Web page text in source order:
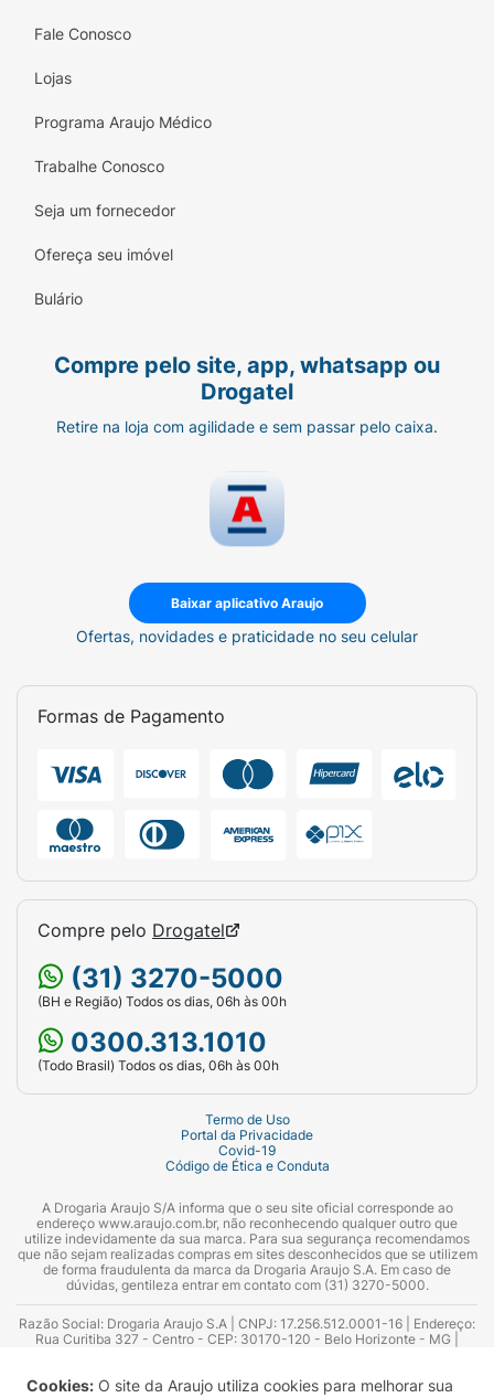
Cookies: O site da Araujo utiliza cookies para melhorar sua
Fale Conosco
Lojas
Programa Araujo Médico
Trabalhe Conosco
Seja um fornecedor
Ofereça seu imóvel
Bulário
Compre pelo site, app, whatsapp ou
Drogatel
Retire na loja com agilidade e sem passar pelo caixa.
Baixar aplicativo Araujo
Ofertas, novidades e praticidade no seu celular
Formas de Pagamento
Compre pelo Drogatel
(31) 3270-5000
(BH e Região) Todos os dias, 06h às 00h
0300.313.1010
(Todo Brasil) Todos os dias, 06h às 00h
Termo de Uso
Portal da Privacidade
Covid-19
Código de Ética e Conduta
A Drogaria Araujo S/A informa que o seu site oficial corresponde ao
endereço www.araujo.com.br, não reconhecendo qualquer outro que
utilize indevidamente da sua marca. Para sua segurança recomendamos
que não sejam realizadas compras em sites desconhecidos que se utilizem
de forma fraudulenta da marca da Drogaria Araujo S.A. Em caso de
dúvidas, gentileza entrar em contato com (31) 3270-5000.
Razão Social: Drogaria Araujo S.A | CNPJ: 17.256.512.0001-16 | Endereço:
Rua Curitiba 327 - Centro - CEP: 30170-120 - Belo Horizonte - MG |
Azevedo Guimarães – CRF 10.965 | Yasmin Silva Alvarenga – CRF 52.584 -